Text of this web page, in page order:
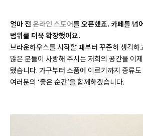
얼마 전 온라인 스토어를 오픈했죠. 카페를 넘
범위를 더욱 확장했어요.
브라운하우스를 시작할 때부터 꾸준히 생각하
많은 분들이 사랑해 주시는 저희의 공간을 이
됐습니다. 가구부터 소품에 이르기까지 종류
여러분의 ‘좋은 순간’을 함께하겠습니다.